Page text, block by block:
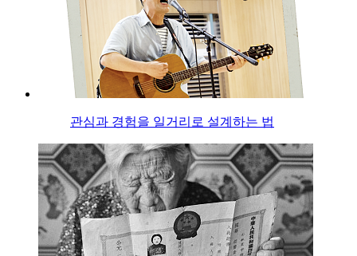
관심과 경험을 일거리로 설계하는 법